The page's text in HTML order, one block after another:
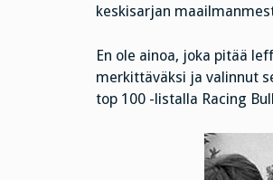
keskisarjan
En ole ainoa, joka pitää
merkittäväksi ja valinnut
top 100 -listalla Racing